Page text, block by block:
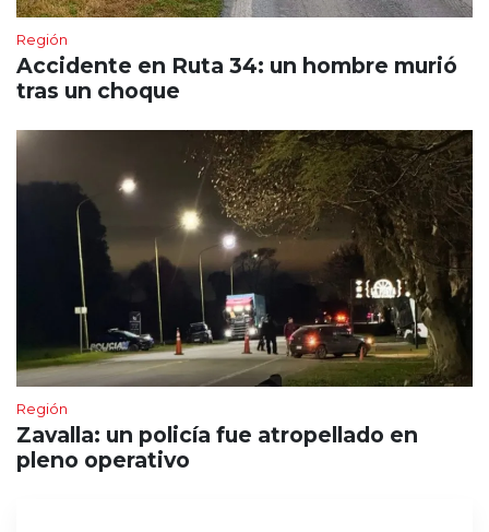
Región
Accidente en Ruta 34: un hombre murió
tras un choque
Región
Zavalla: un policía fue atropellado en
pleno operativo